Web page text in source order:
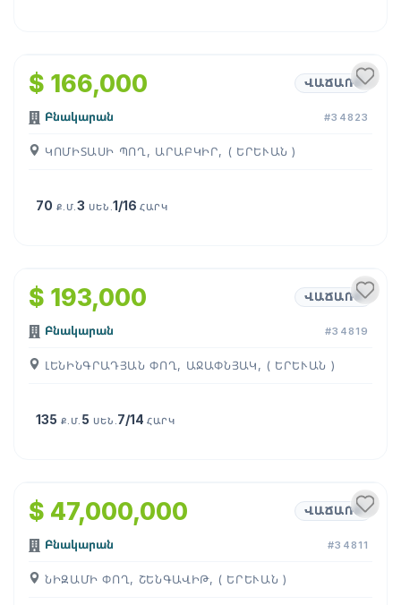
$ 166,000 ՎԱՃԱՌՔ
Բնակարան #34823
ԿՈՄԻՏԱՍԻ ՊՈՂ, ԱՐԱԲԿԻՐ, ( ԵՐԵՒԱՆ )
70 Ք.Մ.3 ՍԵՆ.1/16ՀԱՐԿ
$ 193,000 ՎԱՃԱՌՔ
Բնակարան #34819
ԼԵՆԻՆԳՐԱԴՅԱՆ ՓՈՂ, ԱՋԱՓՆՅԱԿ, ( ԵՐԵՒԱՆ )
135 Ք.Մ. 5 ՍԵՆ. 7/14ՀԱՐԿ
$ 47,000,000 ՎԱՃԱՌՔ
Բնակարան #34811
ՆԻԶԱՄԻ ՓՈՂ, ՇԵՆԳԱՎԻԹ, ( ԵՐԵՒԱՆ )